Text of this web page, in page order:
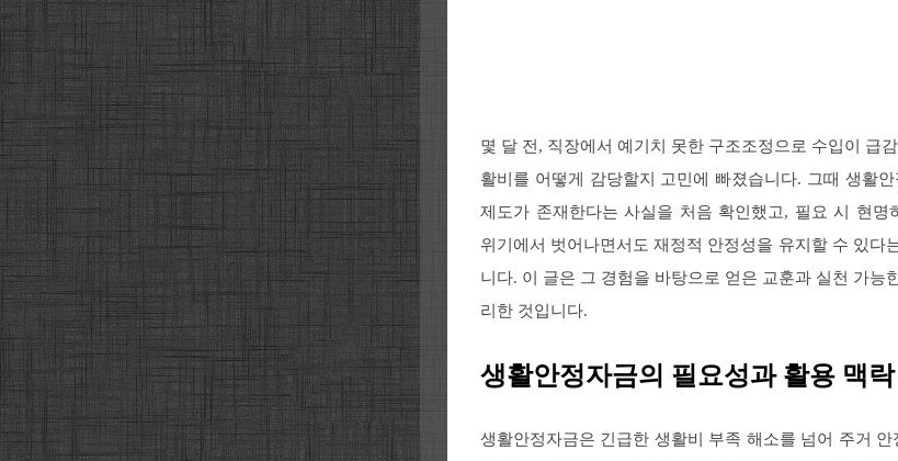
몇 달 전, 직장에서 예기치 못한 구조조정으로 수입이 급
활비를 어떻게 감당할지 고민에 빠졌습니다. 그때 생활
제도가 존재한다는 사실을 처음 확인했고, 필요 시 현명
위기에서 벗어나면서도 재정적 안정성을 유지할 수 있다
니다. 이 글은 그 경험을 바탕으로 얻은 교훈과 실천 가능
리한 것입니다.
생활안정자금의 필요성과 활용 맥락
생활안정자금은 긴급한 생활비 부족 해소를 넘어 주거 안